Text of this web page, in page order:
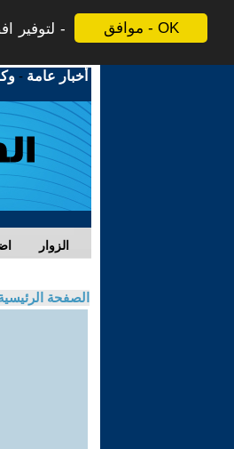
موافق - OK
لتوفير
أخبار عامة -
الزوار
الصفحة